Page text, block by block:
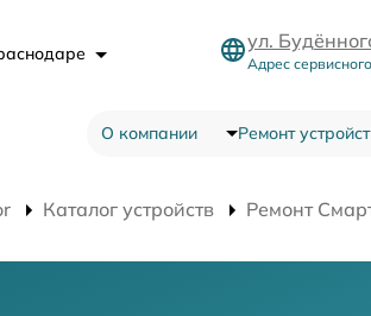
ул.
Адрес
О компании Ремонт
Каталог устройств Ремонт